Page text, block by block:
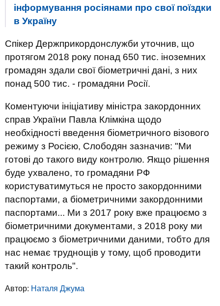
інформування росіянами про свої поїздки
в Україну
Спікер Держприкордонслужби уточнив, що
протягом 2018 року понад 650 тис. іноземних
громадян здали свої біометричні дані, з них
понад 500 тис. - громадяни Росії.
Коментуючи ініціативу міністра закордонних
справ України Павла Клімкіна щодо
необхідності введення біометричного візового
режиму з Росією, Слободян зазначив: "Ми
готові до такого виду контролю. Якщо рішення
буде ухвалено, то громадяни РФ
користуватимуться не просто закордонними
паспортами, а біометричними закордонними
паспортами... Ми з 2017 року вже працюємо з
біометричними документами, з 2018 року ми
працюємо з біометричними даними, тобто для
нас немає труднощів у тому, щоб проводити
такий контроль".
Автор: Наталя Джума